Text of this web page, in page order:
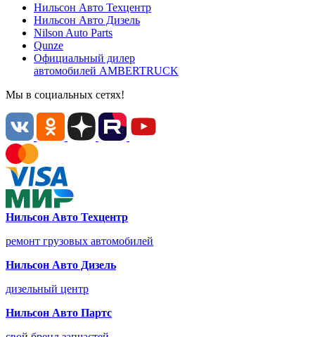
Нильсон Авто Техцентр
Нильсон Авто Дизель
Nilson Auto Parts
Qunze
Официальный дилер
автомобилей AMBERTRUCK
Мы в социальных сетях!
Нильсон Авто Техцентр
ремонт грузовых автомобилей
Нильсон Авто Дизель
дизельный центр
Нильсон Авто Партс